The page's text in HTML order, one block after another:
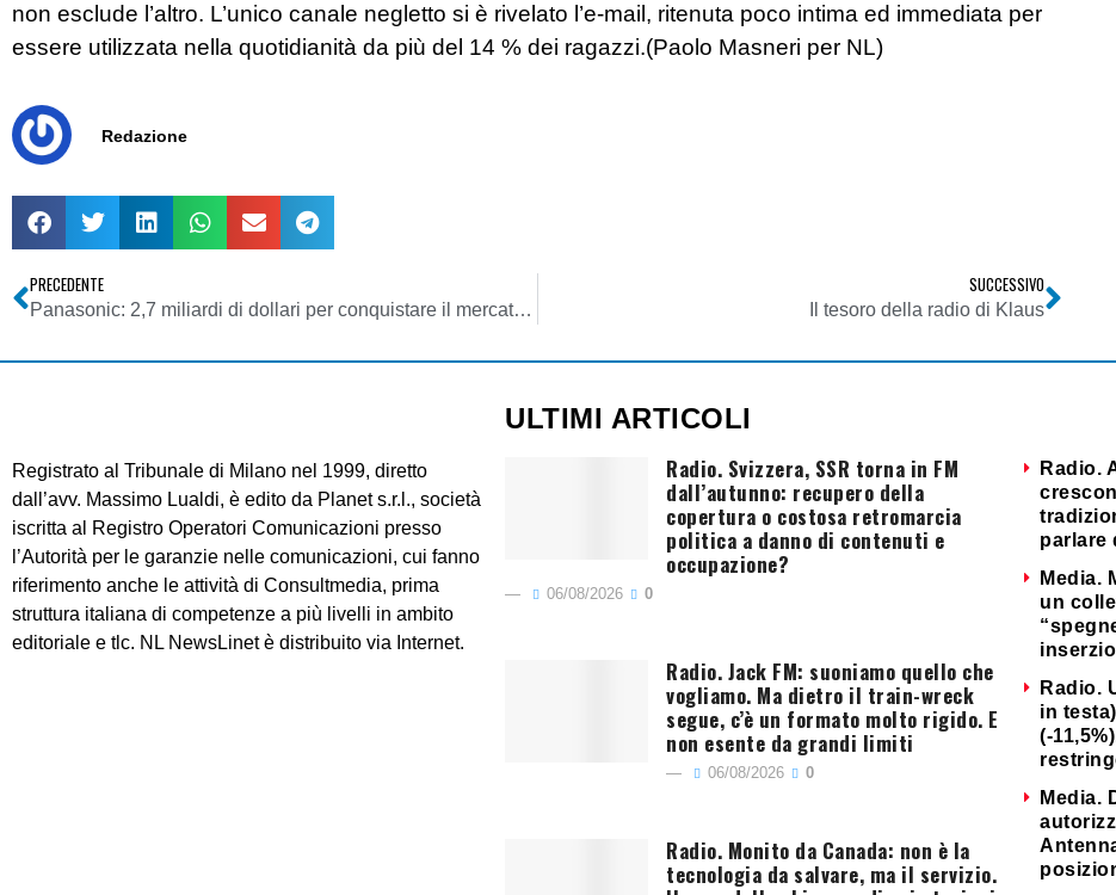
non esclude l’altro. L’unico canale negletto si è rivelato l’e-mail, ritenuta poco intima ed immediata per
essere utilizzata nella quotidianità da più del 14 % dei ragazzi.(Paolo Masneri per NL)
Redazione
PRECEDENTE
Panasonic: 2,7 miliardi di dollari per conquistare il mercato dei flat tv
SUCCESSIVO
Il tesoro della radio di Klaus
Registrato al Tribunale di Milano nel 1999, diretto
dall’avv. Massimo Lualdi, è edito da Planet s.r.l., società
iscritta al Registro Operatori Comunicazioni presso
l’Autorità per le garanzie nelle comunicazioni, cui fanno
riferimento anche le attività di Consultmedia, prima
struttura italiana di competenze a più livelli in ambito
editoriale e tlc. NL NewsLinet è distribuito via Internet.
ULTIMI ARTICOLI
Radio. Svizzera, SSR torna in FM
dall’autunno: recupero della
copertura o costosa retromarcia
politica a danno di contenuti e
occupazione?
06/08/2026 0
Radio. Jack FM: suoniamo quello che
vogliamo. Ma dietro il train-wreck
segue, c’è un formato molto rigido. E
non esente da grandi limiti
06/08/2026 0
Radio. Monito da Canada: non è la
tecnologia da salvare, ma il servizio.
Radio.
parlare
Media.
un
Radio.
in
(-
Media.